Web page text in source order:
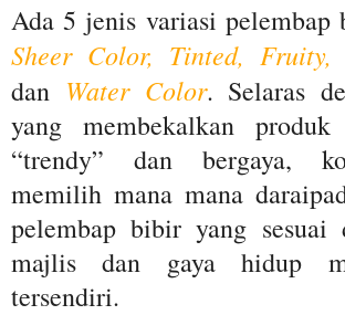
Ada 5 jenis variasi pelembap
Sheer Color, Tinted,
dan Water Color. Selaras
yang membekalkan
“trendy” dan bergaya,
memilih mana mana
pelembap bibir yang sesuai
majlis dan gaya hidup
tersendiri.